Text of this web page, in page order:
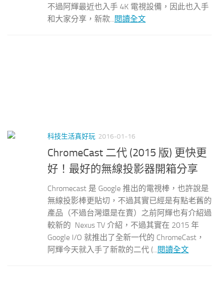
不過阿輝最近也入手 4K 電視設備，因此也入手
和大家分享，新款...閱讀全文
科技生活真好玩 2016-01-16
ChromeCast 二代 (2015 版) 更快更
好！最好的無線投影器開箱分享
Chromecast 是 Google 推出的電視棒，也許說是
無線投影棒更貼切，不過其實已經是有點老舊的
產品（不過台灣還是在賣）之前阿輝也有介紹過
較新的 Nexus TV 介紹，不過其實在 2015 年
Google I/O 就推出了全新一代的 ChromeCast，
阿輝今天就入手了新款的二代 (... 閱讀全文